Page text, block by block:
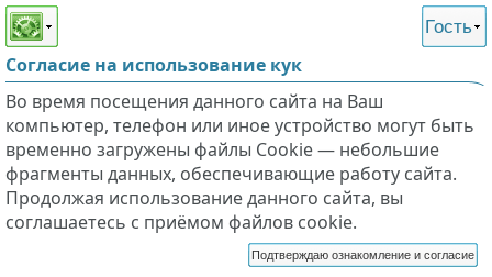
Этот сайт поддерживает
слабовидящих
Гость
Согласие на использование кук
Во время посещения данного сайта на Ваш
компьютер, телефон или иное устройство могут быть
временно загружены файлы Cookie — небольшие
фрагменты данных, обеспечивающие работу сайта.
Продолжая использование данного сайта, вы
соглашаетесь с приёмом файлов cookie.
Подтверждаю ознакомление и согласие